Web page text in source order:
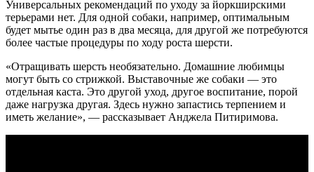
Универсальных рекомендаций по уходу за йоркширскими
терьерами нет. Для одной собаки, например, оптимальным
будет мытье один раз в два месяца, для другой же потребуются
более частые процедуры по ходу роста шерсти.
«Отращивать шерсть необязательно. Домашние любимцы
могут быть со стрижкой. Выставочные же собаки — это
отдельная каста. Это другой уход, другое воспитание, порой
даже нагрузка другая. Здесь нужно запастись терпением и
иметь желание», — рассказывает Анджела Питиримова.